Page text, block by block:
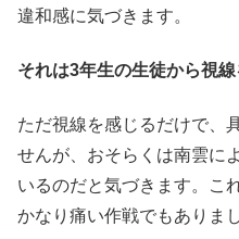
違和感に気づきます。
それは3年生の生徒から視
ただ視線を感じるだけで、
せんが、おそらくは南雲に
いるのだと気づきます。こ
かなり痛い作戦でもありまし